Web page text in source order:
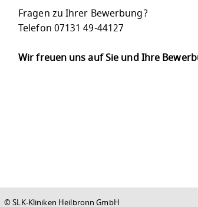
Fragen zu Ihrer Bewerbung?
Telefon 07131 49-44127
Wir freuen uns auf Sie und Ihre
© SLK-Kliniken Heilbronn GmbH